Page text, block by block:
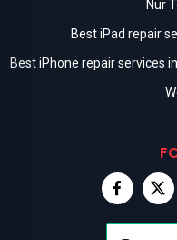
Nur
Best iPad repair
Best iPhone repair services